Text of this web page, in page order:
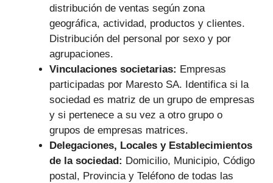
distribución de ventas según zona
geográfica, actividad, productos y clientes.
Distribución del personal por sexo y por
agrupaciones.
Vinculaciones societarias: Empresas
participadas por Maresto SA. Identifica si la
sociedad es matriz de un grupo de empresas
y si pertenece a su vez a otro grupo o
grupos de empresas matrices.
Delegaciones, Locales y Establecimientos
de la sociedad: Domicilio, Municipio, Código
postal, Provincia y Teléfono de todas las